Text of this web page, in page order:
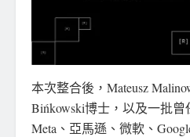
本次整合後，Mateusz
Bińkowski博士，以及一批曾
Meta、亞馬遜、微軟、